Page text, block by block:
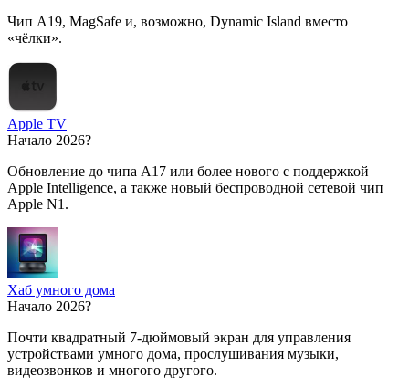
Чип A19, MagSafe и, возможно, Dynamic Island вместо
«чёлки».
Apple TV
Начало 2026?
Обновление до чипа A17 или более нового с поддержкой
Apple Intelligence, а также новый беспроводной сетевой чип
Apple N1.
Хаб умного дома
Начало 2026?
Почти квадратный 7-дюймовый экран для управления
устройствами умного дома, прослушивания музыки,
видеозвонков и многого другого.